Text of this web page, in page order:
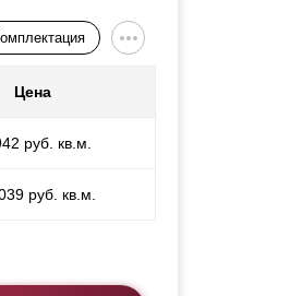
Цена
руб. кв.м.
руб. кв.м.